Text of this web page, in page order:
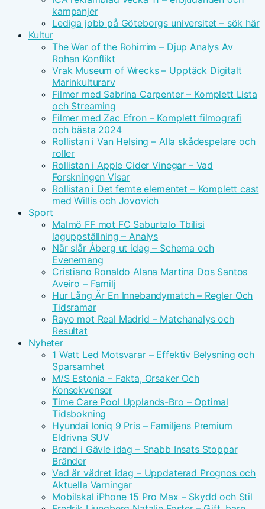
kampanjer
Lediga jobb på Göteborgs universitet – sök här
Kultur
The War of the Rohirrim – Djup Analys Av
Rohan Konflikt
Vrak Museum of Wrecks – Upptäck Digitalt
Marinkulturarv
Filmer med Sabrina Carpenter – Komplett Lista
och Streaming
Filmer med Zac Efron – Komplett filmografi
och bästa 2024
Rollistan i Van Helsing – Alla skådespelare och
roller
Rollistan i Apple Cider Vinegar – Vad
Forskningen Visar
Rollistan i Det femte elementet – Komplett cast
med Willis och Jovovich
Sport
Malmö FF mot FC Saburtalo Tbilisi
laguppställning – Analys
När slår Åberg ut idag – Schema och
Evenemang
Cristiano Ronaldo Alana Martina Dos Santos
Aveiro – Familj
Hur Lång Är En Innebandymatch – Regler Och
Tidsramar
Rayo mot Real Madrid – Matchanalys och
Resultat
Nyheter
1 Watt Led Motsvarar – Effektiv Belysning och
Sparsamhet
M/S Estonia – Fakta, Orsaker Och
Konsekvenser
Time Care Pool Upplands-Bro – Optimal
Tidsbokning
Hyundai Ioniq 9 Pris – Familjens Premium
Eldrivna SUV
Brand i Gävle idag – Snabb Insats Stoppar
Bränder
Vad är vädret idag – Uppdaterad Prognos och
Aktuella Varningar
Mobilskal iPhone 15 Pro Max – Skydd och Stil